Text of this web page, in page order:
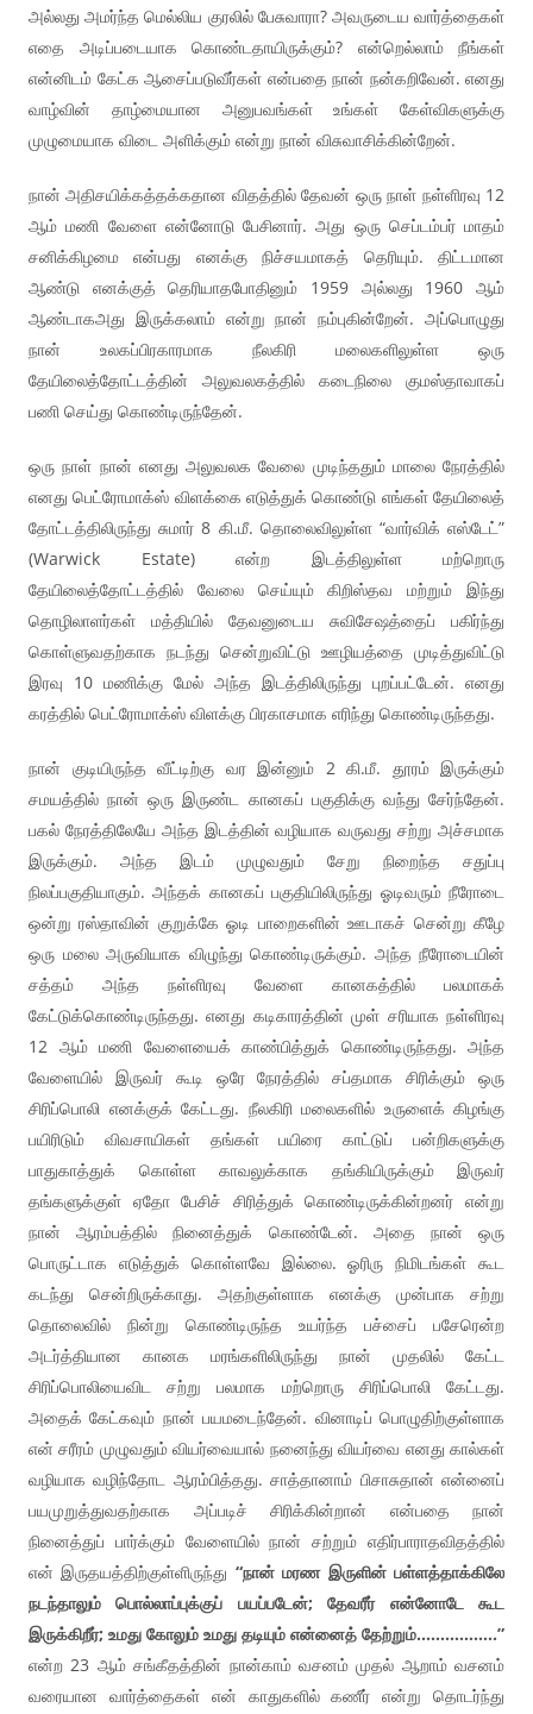
அல்லது அமர்ந்த மெல்லிய குரலில் பேசுவாரா? அவருடைய வார்த்தைகள்
எதை அடிப்படையாக கொண்டதாயிருக்கும்? என்றெல்லாம் நீங்கள்
என்னிடம் கேட்க ஆசைப்படுவீர்கள் என்பதை நான் நன்கறிவேன். எனது
வாழ்வின் தாழ்மையான அனுபவங்கள் உங்கள் கேள்விகளுக்கு
முழுமையாக விடை அளிக்கும் என்று நான் விசுவாசிக்கின்றேன்.
நான் அதிசயிக்கத்தக்கதான விதத்தில் தேவன் ஒரு நாள் நள்ளிரவு 12
ஆம் மணி வேளை என்னோடு பேசினார். அது ஒரு செப்டம்பர் மாதம்
சனிக்கிழமை என்பது எனக்கு நிச்சயமாகத் தெரியும். திட்டமான
ஆண்டு எனக்குத் தெரியாதபோதினும் 1959 அல்லது 1960 ஆம்
ஆண்டாகஅது இருக்கலாம் என்று நான் நம்புகின்றேன். அப்பொழுது
நான் உலகப்பிரகாரமாக நீலகிரி மலைகளிலுள்ள ஒரு
தேயிலைத்தோட்டத்தின் அலுவலகத்தில் கடைநிலை குமஸ்தாவாகப்
பணி செய்து கொண்டிருந்தேன்.
ஒரு நாள் நான் எனது அலுவலக வேலை முடிந்ததும் மாலை நேரத்தில்
எனது பெட்ரோமாக்ஸ் விளக்கை எடுத்துக் கொண்டு எங்கள் தேயிலைத்
தோட்டத்திலிருந்து சுமார் 8 கி.மீ. தொலைவிலுள்ள “வார்விக் எஸ்டேட்”
(Warwick Estate) என்ற இடத்திலுள்ள மற்றொரு
தேயிலைத்தோட்டத்தில் வேலை செய்யும் கிறிஸ்தவ மற்றும் இந்து
தொழிலாளர்கள் மத்தியில் தேவனுடைய சுவிசேஷத்தைப் பகிர்ந்து
கொள்ளுவதற்காக நடந்து சென்றுவிட்டு ஊழியத்தை முடித்துவிட்டு
இரவு 10 மணிக்கு மேல் அந்த இடத்திலிருந்து புறப்பட்டேன். எனது
கரத்தில் பெட்ரோமாக்ஸ் விளக்கு பிரகாசமாக எரிந்து கொண்டிருந்தது.
நான் குடியிருந்த வீட்டிற்கு வர இன்னும் 2 கி.மீ. தூரம் இருக்கும்
சமயத்தில் நான் ஒரு இருண்ட கானகப் பகுதிக்கு வந்து சேர்ந்தேன்.
பகல் நேரத்திலேயே அந்த இடத்தின் வழியாக வருவது சற்று அச்சமாக
இருக்கும். அந்த இடம் முழுவதும் சேறு நிறைந்த சதுப்பு
நிலப்பகுதியாகும். அந்தக் கானகப் பகுதியிலிருந்து ஓடிவரும் நீரோடை
ஒன்று ரஸ்தாவின் குறுக்கே ஓடி பாறைகளின் ஊடாகச் சென்று கீழே
ஒரு மலை அருவியாக விழுந்து கொண்டிருக்கும். அந்த நீரோடையின்
சத்தம் அந்த நள்ளிரவு வேளை கானகத்தில் பலமாகக்
கேட்டுக்கொண்டிருந்தது. எனது கடிகாரத்தின் முள் சரியாக நள்ளிரவு
12 ஆம் மணி வேளையைக் காண்பித்துக் கொண்டிருந்தது. அந்த
வேளையில் இருவர் கூடி ஒரே நேரத்தில் சப்தமாக சிரிக்கும் ஒரு
சிரிப்பொலி எனக்குக் கேட்டது. நீலகிரி மலைகளில் உருளைக் கிழங்கு
பயிரிடும் விவசாயிகள் தங்கள் பயிரை காட்டுப் பன்றிகளுக்கு
பாதுகாத்துக் கொள்ள காவலுக்காக தங்கியிருக்கும் இருவர்
தங்களுக்குள் ஏதோ பேசிச் சிரித்துக் கொண்டிருக்கின்றனர் என்று
நான் ஆரம்பத்தில் நினைத்துக் கொண்டேன். அதை நான் ஒரு
பொருட்டாக எடுத்துக் கொள்ளவே இல்லை. ஓரிரு நிமிடங்கள் கூட
கடந்து சென்றிருக்காது. அதற்குள்ளாக எனக்கு முன்பாக சற்று
தொலைவில் நின்று கொண்டிருந்த உயர்ந்த பச்சைப் பசேரென்ற
அடர்த்தியான கானக மரங்களிலிருந்து நான் முதலில் கேட்ட
சிரிப்பொலியைவிட சற்று பலமாக மற்றொரு சிரிப்பொலி கேட்டது.
அதைக் கேட்கவும் நான் பயமடைந்தேன். வினாடிப் பொழுதிற்குள்ளாக
என் சரீரம் முழுவதும் வியர்வையால் நனைந்து வியர்வை எனது கால்கள்
வழியாக வழிந்தோட ஆரம்பித்தது. சாத்தானாம் பிசாசுதான் என்னைப்
பயமுறுத்துவதற்காக அப்படிச் சிரிக்கின்றான் என்பதை நான்
நினைத்துப் பார்க்கும் வேளையில் நான் சற்றும் எதிர்பாராதவிதத்தில்
என் இருதயத்திற்குள்ளிருந்து “நான் மரண இருளின் பள்ளத்தாக்கிலே
நடந்தாலும் பொல்லாப்புக்குப் பயப்படேன்; தேவரீர் என்னோடே கூட
இருக்கிறீர்; உமது கோலும் உமது தடியும் என்னைத் தேற்றும்……………..”
என்ற 23 ஆம் சங்கீதத்தின் நான்காம் வசனம் முதல் ஆறாம் வசனம்
வரையான வார்த்தைகள் என் காதுகளில் கணீர் என்று தொடர்ந்து